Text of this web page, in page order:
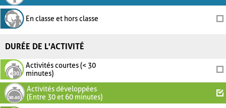
En classe et hors classe
DURÉE DE L'ACTIVITÉ
Activités courtes (< 30
minutes)
Activités développées
(Entre 30 et 60 minutes)